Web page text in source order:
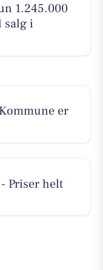
1.245.000
salg i
er
Priser helt